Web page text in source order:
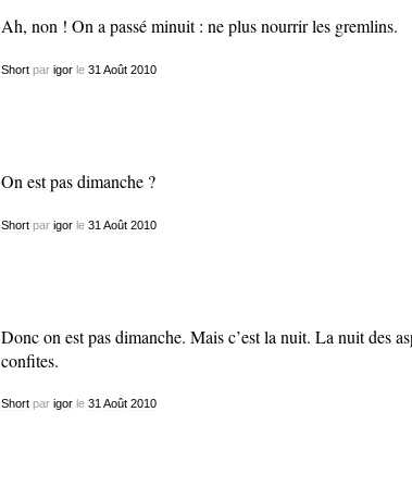
Ah, non ! On a passé minuit : ne plus nourrir les gremlins.
Shortpar igorle 31 Août 2010
On est pas dimanche ?
Shortpar igorle 31 Août 2010
Donc on est pas dimanche. Mais c’est la nuit. La nuit des
confites.
Shortpar igorle 31 Août 2010